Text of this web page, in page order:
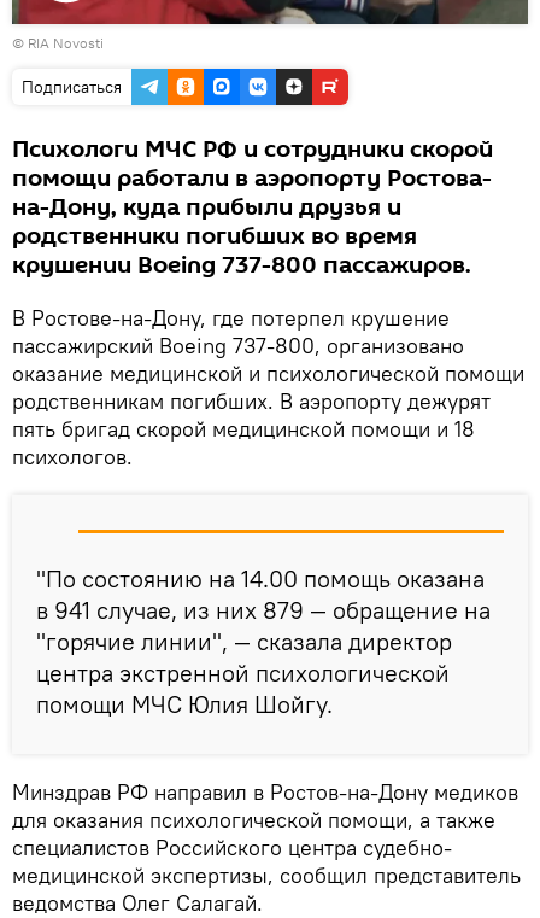
Воспроизвести
видео
© RIA Novosti
Подписаться
Психологи МЧС РФ и сотрудники скорой
помощи работали в аэропорту Ростова-
на-Дону, куда прибыли друзья и
родственники погибших во время
крушении Boeing 737-800 пассажиров.
В Ростове-на-Дону, где потерпел крушение
пассажирский Boeing 737-800, организовано
оказание медицинской и психологической помощи
родственникам погибших. В аэропорту дежурят
пять бригад скорой медицинской помощи и 18
психологов.
"По состоянию на 14.00 помощь оказана
в 941 случае, из них 879 — обращение на
"горячие линии", — сказала директор
центра экстренной психологической
помощи МЧС Юлия Шойгу.
Минздрав РФ направил в Ростов-на-Дону медиков
для оказания психологической помощи, а также
специалистов Российского центра судебно-
медицинской экспертизы, сообщил представитель
ведомства Олег Салагай.